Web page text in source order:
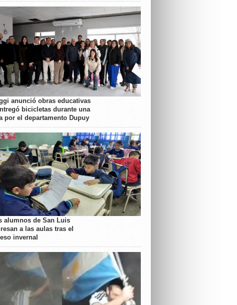
anunció obras educativas
bicicletas durante una
por el departamento Dupuy
alumnos de San Luis
a las aulas tras el
invernal